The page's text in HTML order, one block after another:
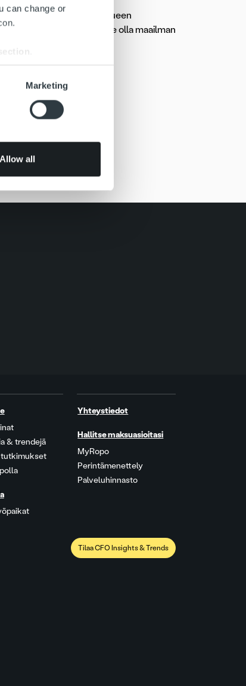
can change or
traffic. We also share
Marketing
Allow all
Capital on maajoukkueen
me haluamme olla maailman
& trendejä
Yhteystiedot
Hallitse maksuasioitasi
MyRopo
Perintämenettely
Palveluhinnasto
Tilaa CFO Insights & Trends